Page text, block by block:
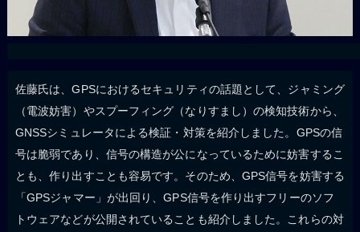
佐藤氏は、GPSにおけるセキュリティの話題として、ジャミング
（電波妨害）やスプーフィング（なりすまし）の検知技術から、
GNSSシミュレータによる検証・対策を紹介しました。GPSの信
号は脆弱であり、信号の構造が公になっているために妨害するこ
とも、作り出すことも容易です。そのため、GPS信号を妨害する
「GPSジャマー」が出回り、GPS信号を作り出すフリーのソフ
トウェアなどが公開されていることも紹介しました。これらの対